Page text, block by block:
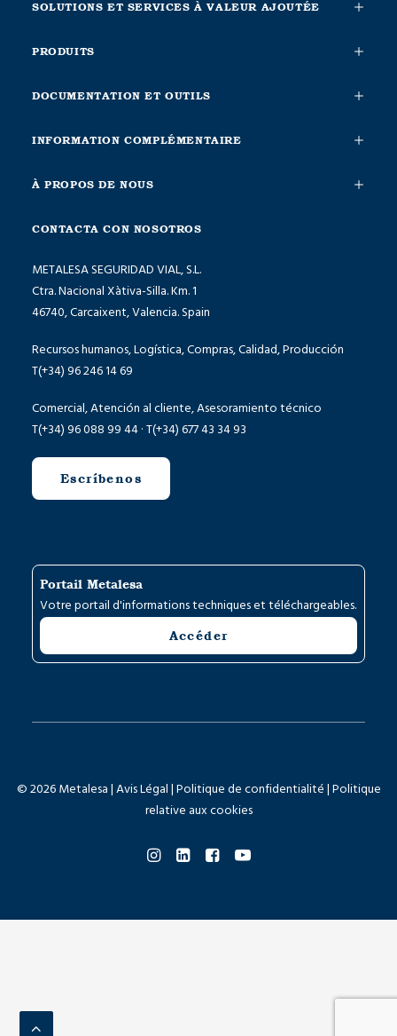
SOLUTIONS ET SERVICES À VALEUR AJOUTÉE
PRODUITS
DOCUMENTATION ET OUTILS
INFORMATION COMPLÉMENTAIRE
À PROPOS DE NOUS
CONTACTA CON NOSOTROS
METALESA SEGURIDAD VIAL, S.L.
Ctra. Nacional Xàtiva-Silla. Km. 1
46740, Carcaixent, Valencia. Spain
Recursos humanos, Logística, Compras, Calidad, Producción
T(+34) 96 246 14 69
Comercial, Atención al cliente, Asesoramiento técnico
T(+34) 96 088 99 44 · T(+34) 677 43 34 93
Escríbenos
Portail Metalesa
Votre portail d'informations techniques et téléchargeables.
Accéder
© 2026 Metalesa | Avis Légal | Politique de confidentialité | Politique
relative aux cookies